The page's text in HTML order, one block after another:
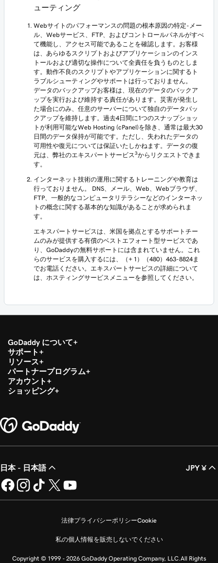
ューティング
Webサイトのパフォーマンスの問題の根本原因の特定-メー
ル、Webサービス、FTP、およびコントロールパネルがすべ
て機能し、アクセス可能であることを確認します。お客様
は、あらゆるスクリプトおよびアプリケーションのインス
トールおよび適切な操作について全責任を負うものとしま
す。動作不良のスクリプトやアプリケーションに関するト
ラブルシューティングやサポートは行っておりません。
データのバックアップお客様は、現在のデータのバックア
ップを実行および維持する責任があります。災害が発生し
た場合にのみ、任意のサーバーについて独自のデータバッ
クアップを維持します。過去4日間に1つのスナップショッ
トが利用可能なWeb Hosting (cPanel)を除き、通常は最大30
日間のデータ保持が可能です。ただし、失われたデータの
可用性や復元については保証いたしかねます。データの復
元は、弊社のエキスパートサービス 3からリクエストできま
す。
インターネット技術の運用に関するトレーニングや教育は
行っておりません。 DNS、メール、Web、Webブラウザ、
FTP、一般的なコンピュータリテラシーなどのインターネッ
トの概念に関する基本的な知識があることが求められま
す。
エキスパートサービスは、米国を拠点とするサポートチー
ムのみが提供する有償のベストエフォート型サービスであ
り、GoDaddyの無料サポートには含まれていません。これ
らのサービスを購入するには、（+ 1）（480）463-8824ま
でお電話ください。エキスパートサービスの詳細について
は、ホスティングサービスメニューを参照してください。
GoDaddy について
サポート
リソース
パートナープログラム
アカウント
ショッピング
日本 - 日本語 JPY ¥
法律プライバシーポリシーCookie
私の個人情報を販売しないでください
Copyright © 1999 - 2026 GoDaddy Operating Company, LLC.All Rights